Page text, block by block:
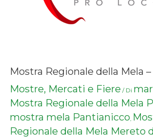
Mostra Regionale della Mela
Mostre, Mercati e Fiere / Di
Mostra Regionale della Mela
mostra mela Pantianicco,
Regionale della Mela Mereto